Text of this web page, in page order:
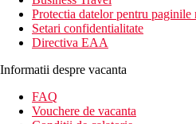
Protectia datelor pentru paginile
Setari confidentialitate
Directiva EAA
Informatii despre vacanta
FAQ
Vouchere de vacanta